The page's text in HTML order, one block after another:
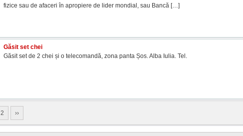
fizice sau de afaceri în apropiere de lider mondial, sau Bancă […]
Găsit set chei
Găsit set de 2 chei și o telecomandă, zona panta Șos. Alba Iulia. Tel.
2 ››